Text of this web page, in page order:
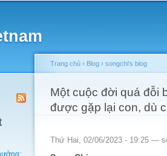
You are here
Trang chủ › Blog › songchi's blog
Một cuộc đời quá đỗi
được gặp lại con, dù
Thứ Hai, 02/06/2023 - 19:25 —